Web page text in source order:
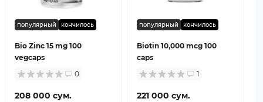
популярный кончилось
Bio Zinc 15 mg 100
vegcaps
0
208 000 сум.
популярный кончилось
Biotin 10,000 mcg 100
caps
1
221 000 сум.